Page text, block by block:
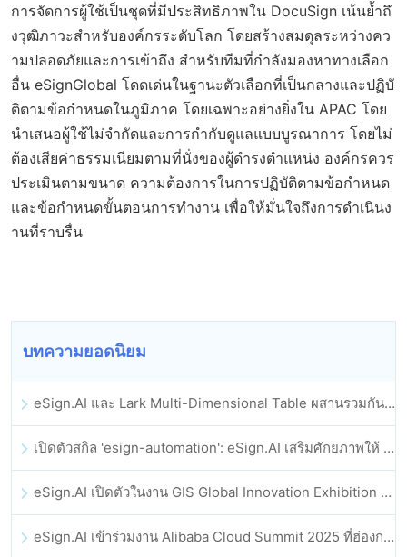
การจัดการผู้ใช้เป็นชุดที่มีประสิทธิภาพใน DocuSign เน้นย้ำถึ
งวุฒิภาวะสำหรับองค์กรระดับโลก โดยสร้างสมดุลระหว่างคว
ามปลอดภัยและการเข้าถึง สำหรับทีมที่กำลังมองหาทางเลือก
อื่น eSignGlobal โดดเด่นในฐานะตัวเลือกที่เป็นกลางและปฏิบั
ติตามข้อกำหนดในภูมิภาค โดยเฉพาะอย่างยิ่งใน APAC โดย
นำเสนอผู้ใช้ไม่จำกัดและการกำกับดูแลแบบบูรณาการ โดยไม่
ต้องเสียค่าธรรมเนียมตามที่นั่งของผู้ดำรงตำแหน่ง องค์กรควร
ประเมินตามขนาด ความต้องการในการปฏิบัติตามข้อกำหนด
และข้อกำหนดขั้นตอนการทำงาน เพื่อให้มั่นใจถึงการดำเนินง
านที่ราบรื่น
บทความยอดนิยม
eSign.AI และ Lark Multi-Dimensional Table ผสานรวมกันอย่างเป็นทางการ: การลงนามและการเก็บถาวรสัญญาอิเล็กทรอนิกส์แบบอัตโนมัติเต็มรูปแบบ
เปิดตัวสกิล 'esign-automation': eSign.AI เสริมศักยภาพให้ OpenClaw ด้วยลายเซ็นอิเล็กทรอนิกส์อัตโนมัติ
eSign.AI เปิดตัวในงาน GIS Global Innovation Exhibition 2025
eSign.AI เข้าร่วมงาน Alibaba Cloud Summit 2025 ที่ฮ่องกง เพื่อขับเคลื่อนนวัตกรรมคลาวด์ที่ขับเคลื่อนด้วย AI และความเชื่อมั่นทางดิจิทัล